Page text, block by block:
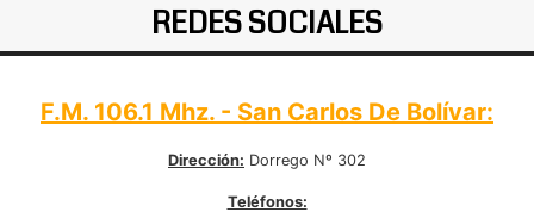
REDES SOCIALES
F.M. 106.1 Mhz. - San Carlos De Bolívar:
Dirección: Dorrego Nº 302
Teléfonos: